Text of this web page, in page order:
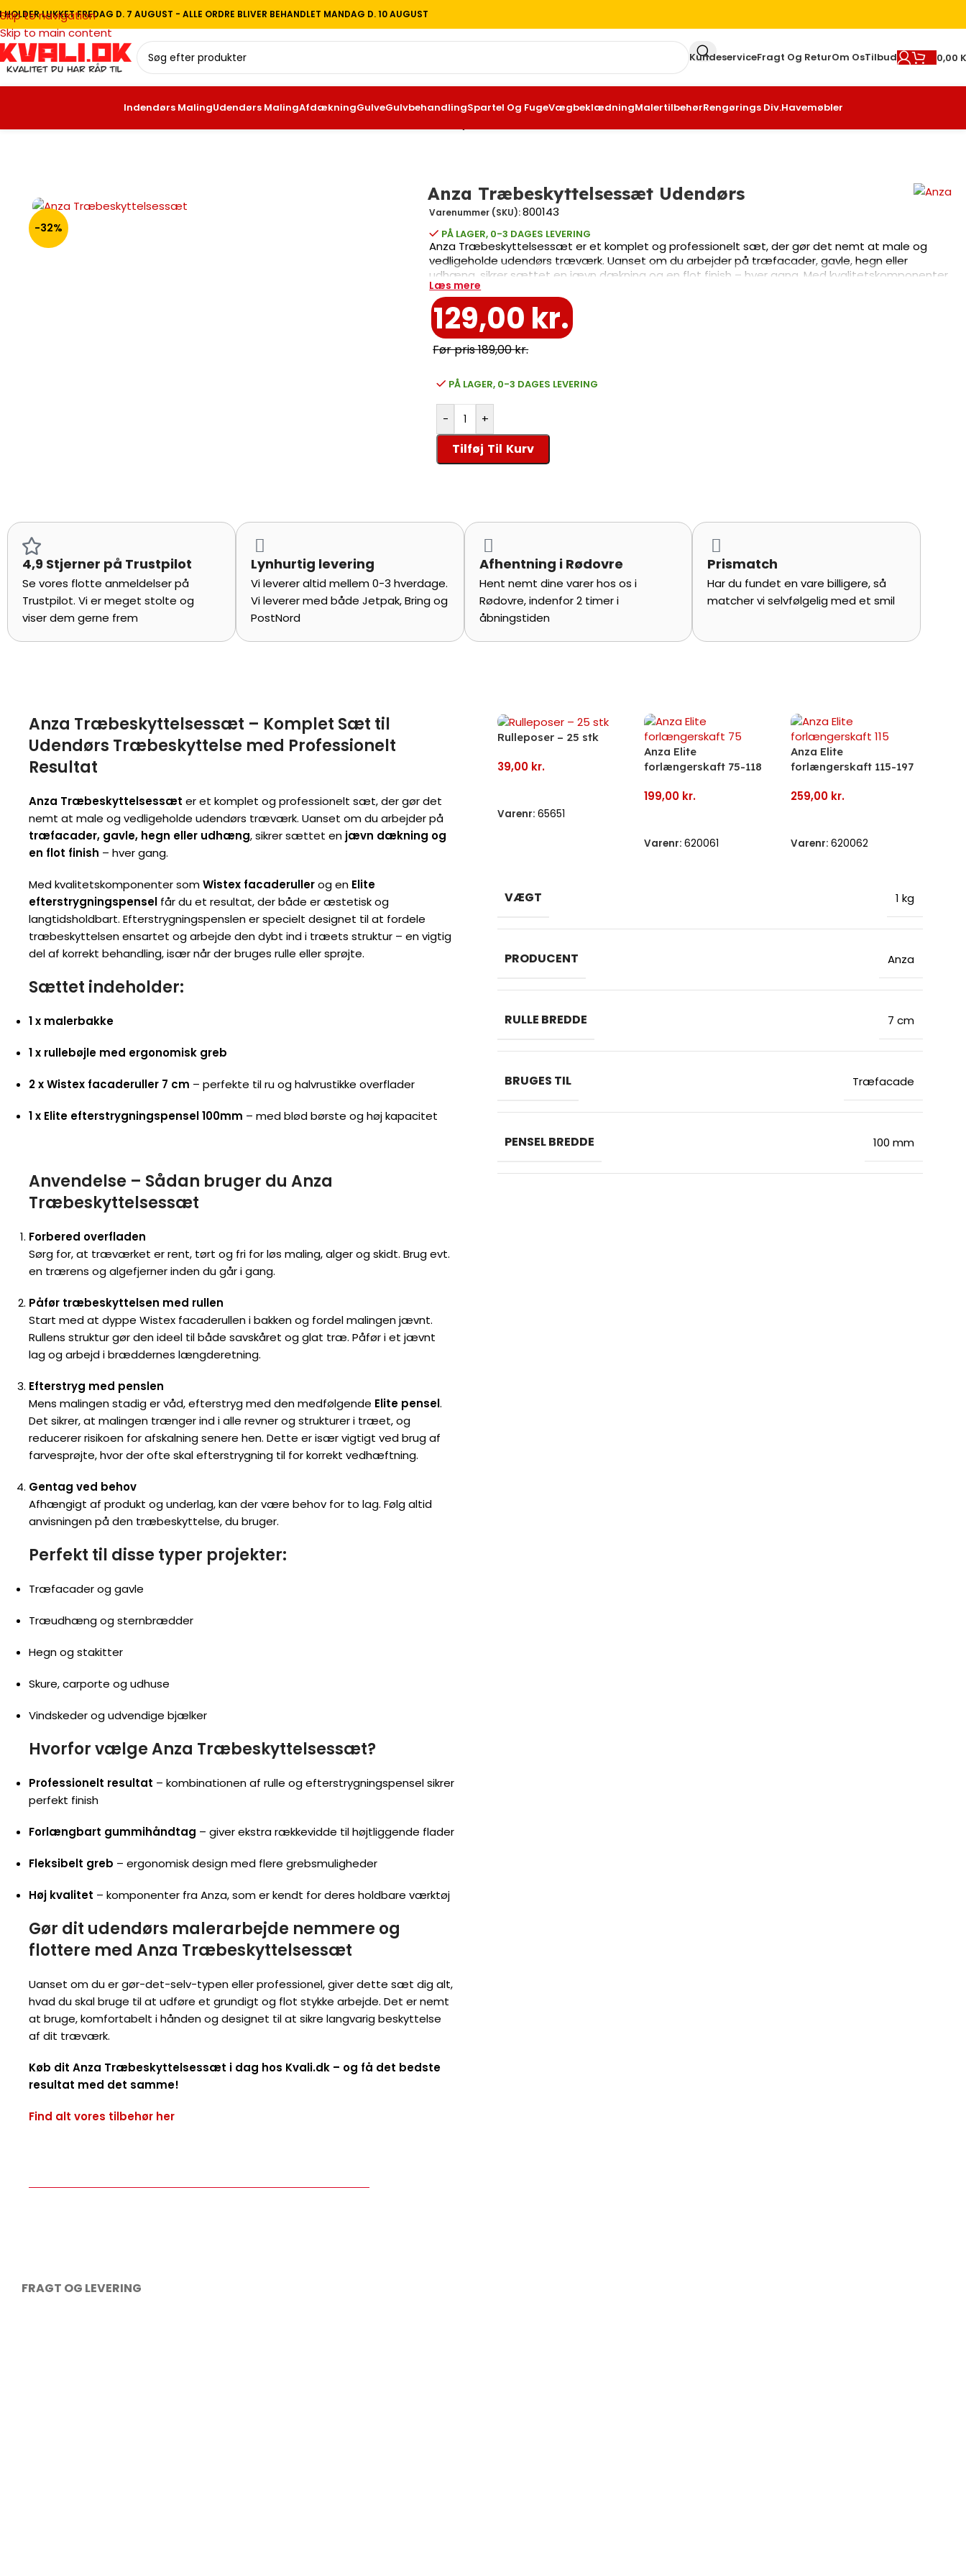
Skip to navigation
Skip to main content
HOLDER LUKKET FREDAG D. 7 AUGUST - ALLE ORDRE BLIVER BEHANDLET MANDAG D. 10 AUGUST
KundeserviceFragt Og ReturOm OsTilbud 0,00
Indendørs MalingUdendørs MalingAfdækningGulveGulvbehandlingSpartel Og FugeVægbeklædningMalertilbehørRengørings Div.Havemøbler
-32%
Anza Træbeskyttelsessæt Udendørs
Varenummer (SKU):800143
PÅ LAGER, 0-3 DAGES LEVERING
Anza Træbeskyttelsessæt er et komplet og professionelt sæt, der gør det nemt at male og
vedligeholde udendørs træværk. Uanset om du arbejder på træfacader, gavle, hegn eller
udhæng, sikrer sættet en jævn dækning og en flot finish – hver gang. Med kvalitetskomponenter
som Wistex facaderuller og en Elite efterstrygningspensel får du et resultat, der både er
æstetisk og langtidsholdbart. Efterstrygningspenslen er specielt designet til at fordele
træbeskyttelsen ensartet og arbejde den dybt ind i træets struktur – en vigtig del af korrekt
behandling, især når der bruges rulle eller sprøjte.
Læs mere
129,00 kr.
189,00kr.
PÅ LAGER, 0-3 DAGES LEVERING
- +
Tilføj Til Kurv
4,9 Stjerner på Trustpilot
Se vores flotte anmeldelser på
Trustpilot. Vi er meget stolte og
viser dem gerne frem
Lynhurtig levering
Vi leverer altid mellem 0-3 hverdage.
Vi leverer med både Jetpak, Bring og
PostNord
Afhentning i Rødovre
Hent nemt dine varer hos os i
Rødovre, indenfor 2 timer i
åbningstiden
Prismatch
Har du fundet en vare billigere, så
matcher vi selvfølgelig med et smil
Anza Træbeskyttelsessæt – Komplet Sæt til
Udendørs Træbeskyttelse med Professionelt
Resultat
Anza Træbeskyttelsessæt er et komplet og professionelt sæt, der gør det
nemt at male og vedligeholde udendørs træværk. Uanset om du arbejder på
træfacader, gavle, hegn eller udhæng, sikrer sættet en jævn dækning og
en flot finish – hver gang.
Med kvalitetskomponenter somWistex facaderullerog en Elite
efterstrygningspensel får du et resultat, der både er æstetisk og
langtidsholdbart. Efterstrygningspenslen er specielt designet til at fordele
træbeskyttelsen ensartet og arbejde den dybt ind i træets struktur – en vigtig
del af korrekt behandling, især når der bruges rulle eller sprøjte.
Sættet indeholder:
1 x malerbakke
1 x rullebøjle med ergonomisk greb
2 x Wistex facaderuller 7 cm – perfekte til ru og halvrustikke overflader
1 x Elite efterstrygningspensel100mm – med blød børste og høj kapacitet
Anvendelse – Sådan bruger du Anza
Træbeskyttelsessæt
Forbered overfladen
Sørg for, at træværket er rent, tørt og fri for løs maling, alger og skidt. Brug evt.
en trærens og algefjerner inden du går i gang.
Påfør træbeskyttelsen med rullen
Start med at dyppe Wistex facaderullen i bakken og fordel malingen jævnt.
Rullens struktur gør den ideel til både savskåret og glat træ. Påfør i et jævnt
lag og arbejd i bræddernes længderetning.
Efterstryg med penslen
Mens malingen stadig er våd, efterstryg med den medfølgende Elite pensel.
Det sikrer, at malingen trænger ind i alle revner og strukturer i træet, og
reducerer risikoen for afskalning senere hen. Dette er især vigtigt ved brug af
farvesprøjte, hvor der ofte skal efterstrygning til for korrekt vedhæftning.
Gentag ved behov
Afhængigt af produkt og underlag, kan der være behov for to lag. Følg altid
anvisningen på den træbeskyttelse, du bruger.
Perfekt til disse typer projekter:
Træfacader og gavle
Træudhæng og sternbrædder
Hegn og stakitter
Skure, carporte og udhuse
Vindskeder og udvendige bjælker
Hvorfor vælge Anza Træbeskyttelsessæt?
Professionelt resultat – kombinationen af rulle og efterstrygningspensel sikrer
perfekt finish
Forlængbart gummihåndtag – giver ekstra rækkevidde til højtliggende flader
Fleksibelt greb – ergonomisk design med flere grebsmuligheder
Høj kvalitet – komponenter fra Anza, som er kendt for deres holdbare værktøj
Gør dit udendørs malerarbejde nemmere og
flottere med Anza Træbeskyttelsessæt
Uanset om du er gør-det-selv-typen eller professionel, giver dette sæt dig alt,
hvad du skal bruge til at udføre et grundigt og flot stykke arbejde. Det er nemt
at bruge, komfortabelt i hånden og designet til at sikre langvarig beskyttelse
af dit træværk.
Køb dit Anza Træbeskyttelsessæt i dag hos Kvali.dk – og få det bedste
resultat med det samme!
Find alt vores tilbehør her
Rulleposer – 25 stk
39,00 kr.
Varenr:65651
Anza Elite
forlængerskaft 75-118
199,00 kr.
Varenr:620061
Anza Elite
forlængerskaft 115-197
259,00 kr.
Varenr:620062
VÆGT 1 kg
PRODUCENT Anza
RULLE BREDDE 7 cm
BRUGES TIL Træfacade
PENSEL BREDDE 100 mm
FRAGT OG LEVERING